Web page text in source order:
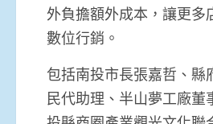
外負擔額外成本，讓更多
數位行銷。
包括南投市長張嘉哲、縣
民代助理、半山夢工廠董